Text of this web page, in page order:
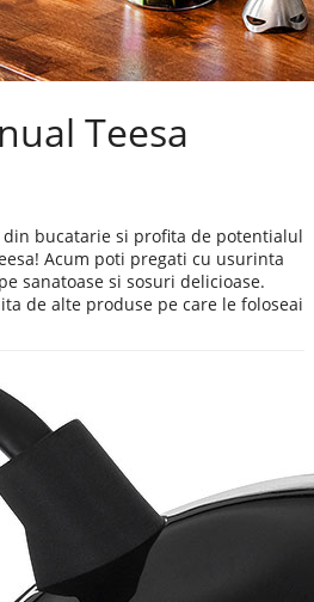
Teesa
bucatarie si profita de potentialul
Acum poti pregati cu usurinta
sanatoase si sosuri delicioase.
de alte produse pe care le foloseai